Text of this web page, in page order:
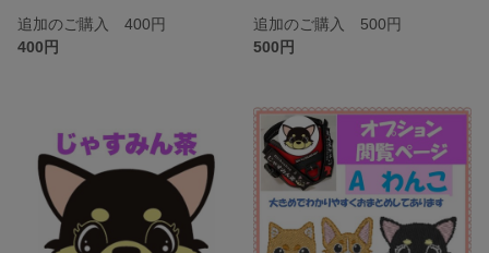
追加のご購入 400円
400円
追加のご購入 500円
500円